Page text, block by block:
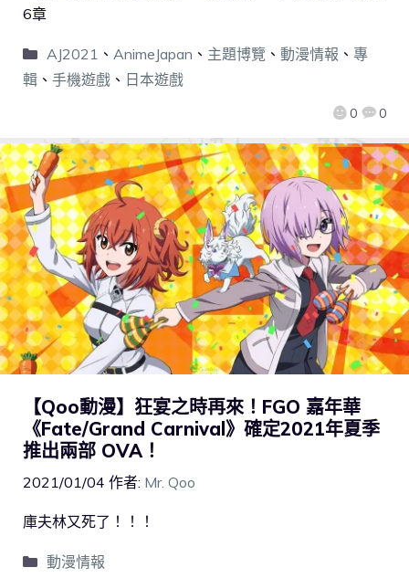
0 0
6章
AJ2021 、 AnimeJapan 、 主題博覽 、 動漫情報 、 專
輯 、 手機遊戲 、 日本遊戲
【Qoo動漫】狂宴之時再來！FGO 嘉年華
《Fate/Grand Carnival》確定2021年夏季
推出兩部 OVA！
2021/01/04 作者: Mr. Qoo
庫夫林又死了！！！
動漫情報